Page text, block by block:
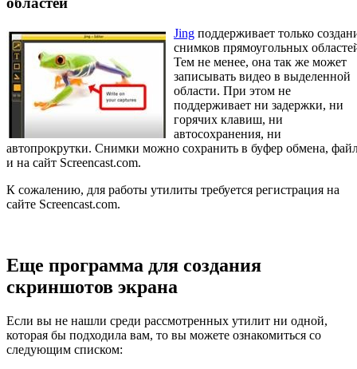
Jing поддерживает только
снимков прямоугольных
Тем не менее, она так же может
записывать видео в выделенной
области. При этом не
поддерживает ни задержки, ни
горячих клавиш, ни
автосохранения, ни
автопрокрутки. Снимки можно сохранить в буфер обмена,
и на сайт Screencast.com.
К сожалению, для работы утилиты требуется регистрация на
сайте Screencast.com.
Еще программа для создания
скриншотов экрана
Если вы не нашли среди рассмотренных утилит ни одной,
которая бы подходила вам, то вы можете ознакомиться со
следующим списком: